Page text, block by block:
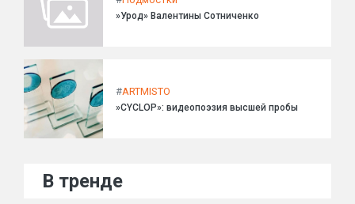
»Урод» Валентины Сотниченко
#ARTMISTO
»CYCLOP»: видеопоэзия высшей пробы
В тренде